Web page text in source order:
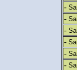
-
-
-
-
-
-